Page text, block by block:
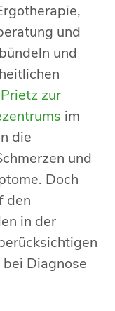
und
und
zur
im
die
und
Doch
den
in der
Diagnose